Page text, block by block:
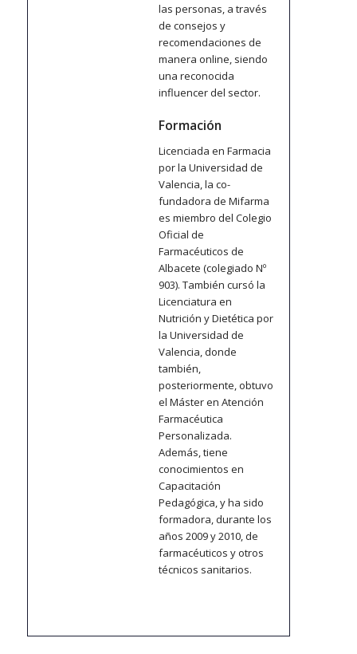
las personas, a través
de consejos y
recomendaciones de
manera online, siendo
una reconocida
influencer del sector.
Formación
Licenciada en Farmacia
por la Universidad de
Valencia, la co-
fundadora de Mifarma
es miembro del Colegio
Oficial de
Farmacéuticos de
Albacete (colegiado Nº
903). También cursó la
Licenciatura en
Nutrición y Dietética por
la Universidad de
Valencia, donde
también,
posteriormente, obtuvo
el Máster en Atención
Farmacéutica
Personalizada.
Además, tiene
conocimientos en
Capacitación
Pedagógica, y ha sido
formadora, durante los
años 2009 y 2010, de
farmacéuticos y otros
técnicos sanitarios.